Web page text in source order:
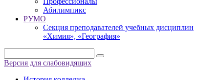
Абилимпикс
РУМО
Секция преподавателей учебных дисциплин
«Химия», «География»
Версия для слабовидящих